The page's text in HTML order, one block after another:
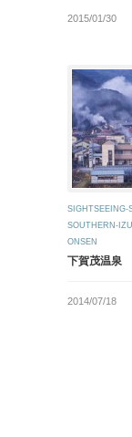
2015/01/30
SIGHTSEEING-
SOUTHERN-IZU
ONSEN
下賀茂温泉
2014/07/18